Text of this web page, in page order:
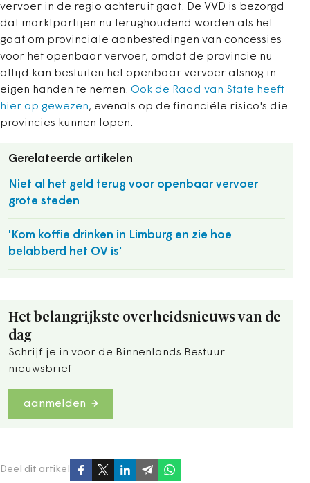
vervoer in de regio achteruit gaat. De VVD is bezorgd
dat marktpartijen nu terughoudend worden als het
gaat om provinciale aanbestedingen van concessies
voor het openbaar vervoer, omdat de provincie nu
altijd kan besluiten het openbaar vervoer alsnog in
eigen handen te nemen. Ook de Raad van State heeft
hier op gewezen, evenals op de financiële risico's die
provincies kunnen lopen.
Gerelateerde artikelen
Niet al het geld terug voor openbaar vervoer
grote steden
'Kom koffie drinken in Limburg en zie hoe
belabberd het OV is'
Het belangrijkste overheidsnieuws van de
dag
Schrijf je in voor de Binnenlands Bestuur
nieuwsbrief
aanmelden
Deel dit artikel